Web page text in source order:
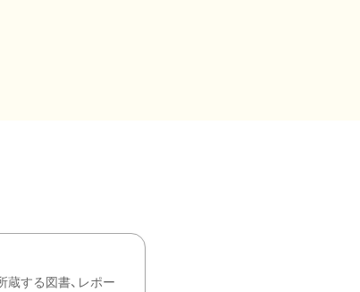
する図書、レポー